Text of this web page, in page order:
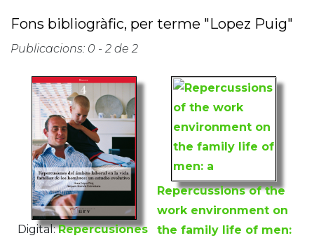
Fons bibliogràfic, per terme "Lopez Puig"
Publicacions: 0 - 2 de 2
Digital: Repercusiones
Repercussions of the
work environment on
the family life of men: